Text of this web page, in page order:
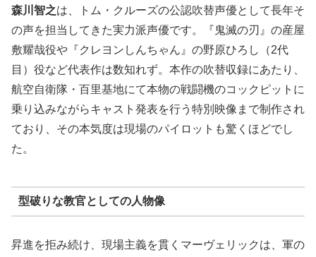
森川智之は、トム・クルーズの公認吹替声優として長年そ
の声を担当してきた実力派声優です。『鬼滅の刃』の産屋
敷耀哉役や『クレヨンしんちゃん』の野原ひろし（2代
目）役など代表作は数知れず。本作の吹替収録にあたり、
航空自衛隊・百里基地にて本物の戦闘機のコックピットに
乗り込みながらキャスト発表を行う特別映像まで制作され
ており、その本気度は現場のパイロットも驚くほどでし
た。
型破りな教官としての人物像
昇進を拒み続け、現場主義を貫くマーヴェリックは、軍の